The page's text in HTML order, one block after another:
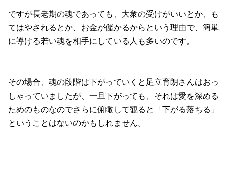
ですが長老期の魂であっても、大衆の受けがいいとか、も
てはやされるとか、お金が儲かるからという理由で、簡単
に導ける若い魂を相手にしている人も多いのです。
その場合、魂の段階は下がっていくと足立育朗さんはおっ
しゃっていましたが、一旦下がっても、それは愛を深める
ためのものなのでさらに俯瞰して観ると「下がる落ちる」
ということはないのかもしれません。